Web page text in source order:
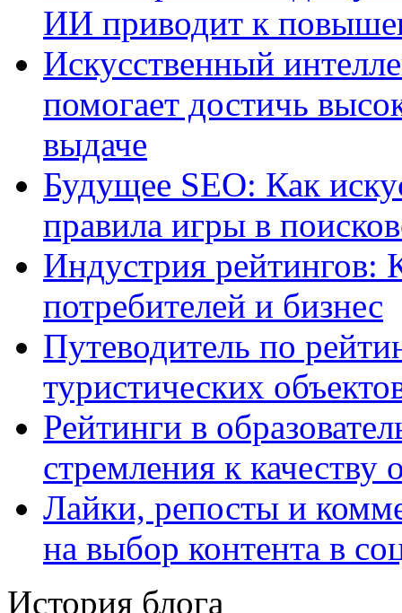
ИИ приводит к
Искусственный
помогает достичь
выдаче
Будущее SEO: Как
правила игры в
Индустрия рейтингов:
потребителей и бизнес
Путеводитель по
туристических
Рейтинги в
стремления к качеству
Лайки, репосты и
на выбор контента в
История блога